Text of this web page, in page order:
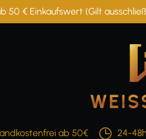
50 € Einkaufswert (Gilt
ab 50€ 24-